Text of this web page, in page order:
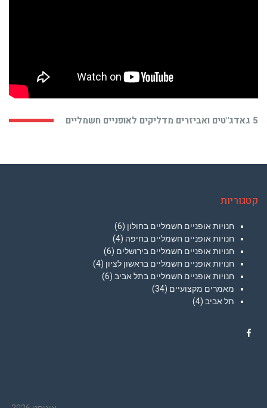
5 גאדג"טים ואביזרים מדליקים לאופניים חשמליים
קטגוריות
חנויות אופניים חשמליים בחולון (6)
חנויות אופניים חשמליים בחיפה (4)
חנויות אופניים חשמליים בירושלים (6)
חנויות אופניים חשמליים בראשון לציון (4)
חנויות אופניים חשמליים בתל אביב (6)
מאמרים מקצועיים (34)
תל אביב (4)